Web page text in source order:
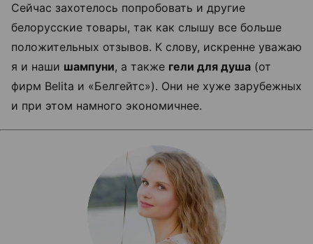
Сейчас захотелось попробовать и другие
белорусские товары, так как слышу все больше
положительных отзывов. К слову, искренне уважаю
я и наши шампуни, а также гели для душа (от
фирм Belita и «Белгейтс»). Они не хуже зарубежных
и при этом намного экономичнее.